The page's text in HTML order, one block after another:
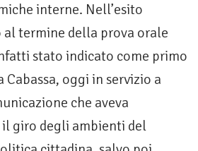
interne. Nell’esito
termine della prova orale
stato indicato come primo
oggi in servizio a
che aveva
giro degli ambienti del